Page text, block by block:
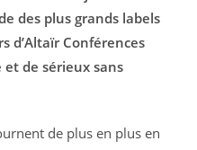
des plus grands labels
d’Altaïr Conférences
et de sérieux sans
de plus en plus en